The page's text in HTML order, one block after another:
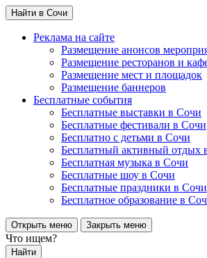
Найти в Сочи
Реклама на сайте
Размещение анонсов
Размещение ресторанов и
Размещение мест и площадок
Размещение баннеров
Бесплатные события
Бесплатные выставки в Сочи
Бесплатные фестивали в Сочи
Бесплатно с детьми в Сочи
Бесплатный активный отдых
Бесплатная музыка в Сочи
Бесплатные шоу в Сочи
Бесплатные праздники в Сочи
Бесплатное образование в
Открыть меню Закрыть меню
Что ищем?
Найти